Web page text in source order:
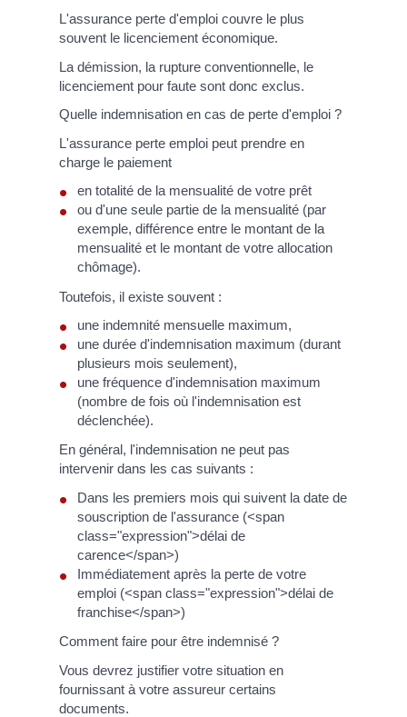
L'assurance perte d'emploi couvre le plus
souvent le licenciement économique.
La démission, la rupture conventionnelle, le
licenciement pour faute sont donc exclus.
Quelle indemnisation en cas de perte d'emploi ?
L'assurance perte emploi peut prendre en
charge le paiement
en totalité de la mensualité de votre prêt
ou d'une seule partie de la mensualité (par
exemple, différence entre le montant de la
mensualité et le montant de votre allocation
chômage).
Toutefois, il existe souvent :
une indemnité mensuelle maximum,
une durée d'indemnisation maximum (durant
plusieurs mois seulement),
une fréquence d'indemnisation maximum
(nombre de fois où l'indemnisation est
déclenchée).
En général, l'indemnisation ne peut pas
intervenir dans les cas suivants :
Dans les premiers mois qui suivent la date de
souscription de l'assurance (<span
class="expression">délai de
carence</span>)
Immédiatement après la perte de votre
emploi (<span class="expression">délai de
franchise</span>)
Comment faire pour être indemnisé ?
Vous devrez justifier votre situation en
fournissant à votre assureur certains
documents.